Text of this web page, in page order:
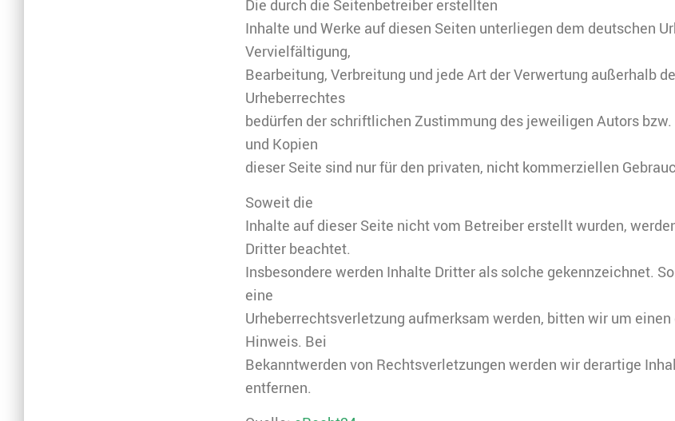
Die durch die Seitenbetreiber erstellten
Inhalte und Werke auf diesen Seiten unterliegen dem deutschen
Vervielfältigung,
Bearbeitung, Verbreitung und jede Art der Verwertung außerhalb
Urheberrechtes
bedürfen der schriftlichen Zustimmung des jeweiligen Autors
und Kopien
dieser Seite sind nur für den privaten, nicht kommerziellen
Soweit die
Inhalte auf dieser Seite nicht vom Betreiber erstellt wurden,
Dritter beachtet.
Insbesondere werden Inhalte Dritter als solche gekennzeichnet.
eine
Urheberrechtsverletzung aufmerksam werden, bitten wir um
Hinweis. Bei
Bekanntwerden von Rechtsverletzungen werden wir derartige
entfernen.